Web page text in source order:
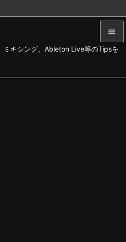
ミキシング、Ableton Live等のTipsを


